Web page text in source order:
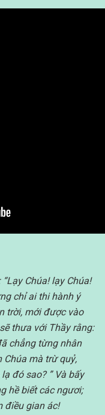
Chúa! lạy Chúa!
chỉ ai thi hành ý
trời, mới được vào
thưa với Thầy rằng:
chẳng từng nhân
Chúa mà trừ quỷ,
đó sao? ” Và bấy
hề biết các ngươi;
điều gian ác!